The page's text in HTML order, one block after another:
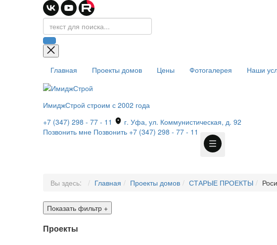
Главная Проекты домов Цены Фотогалерея Наши
ИмиджСтрой строим с 2002 года
+7 (347) 298 - 77 - 11
г. Уфа, ул. Коммунистическая, д. 92
Позвонить мне Позвонить +7 (347) 298 - 77 - 11
Вы здесь: Главная Проекты домов СТАРЫЕ ПРОЕКТЫ
Показать фильтр +
Проекты